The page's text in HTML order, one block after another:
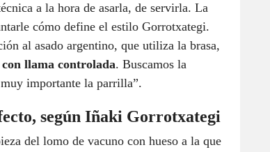
a la hora de asarla, de servirla. La
cómo define el estilo Gorrotxategi.
al asado argentino, que utiliza la brasa,
llama controlada. Buscamos la
importante la parrilla”.
según Iñaki Gorrotxategi
del lomo de vacuno con hueso a la que